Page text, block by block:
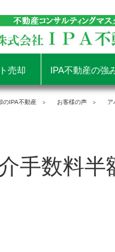
売却 IPA不動産の強
のIPA不動産 お客様の声 ア
介手数料